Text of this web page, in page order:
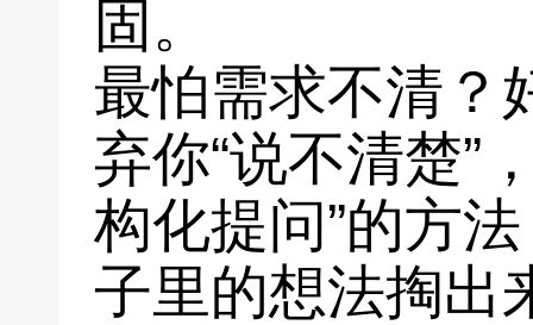
固。
最怕需求不清？
弃你“说不清楚”
构化提问”的方
子里的想法掏出